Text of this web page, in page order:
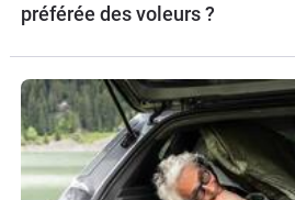
préférée des voleurs ?